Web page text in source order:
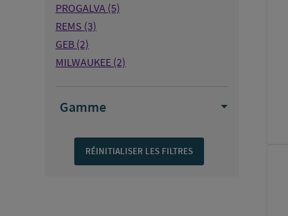
PROGALVA (5)
REMS (3)
GEB (2)
MILWAUKEE (2)
STANLEY (2)
NEVAX(1)
KS TOOLS(1)
Gamme